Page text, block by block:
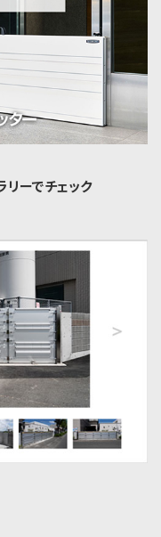
ーでチェック